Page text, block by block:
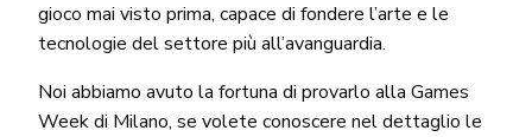
gioco mai visto prima, capace di fondere l’arte e le
tecnologie del settore più all’avanguardia.
Noi abbiamo avuto la fortuna di provarlo alla Games
Week di Milano, se volete conoscere nel dettaglio le